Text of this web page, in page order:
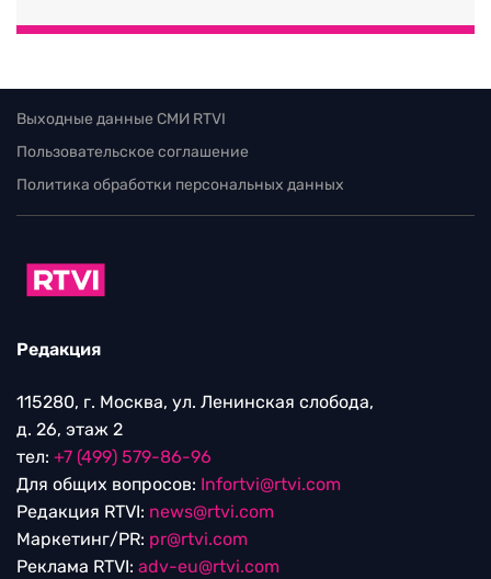
Выходные данные СМИ RTVI
Пользовательское соглашение
Политика обработки персональных данных
Редакция
115280, г. Москва, ул. Ленинская слобода,
д. 26, этаж 2
тел: +7 (499) 579-86-96
Для общих вопросов: Infortvi@rtvi.com
Редакция RTVI: news@rtvi.com
Маркетинг/PR: pr@rtvi.com
Реклама RTVI: adv-eu@rtvi.com